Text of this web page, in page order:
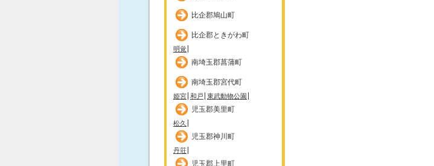
比企郡鳩山町
比企郡ときがわ町
明覚
南埼玉郡菖蒲町
南埼玉郡宮代町
姫宮 和戸 東武動物公園
児玉郡美里町
松久
児玉郡神川町
丹荘
児玉郡上里町